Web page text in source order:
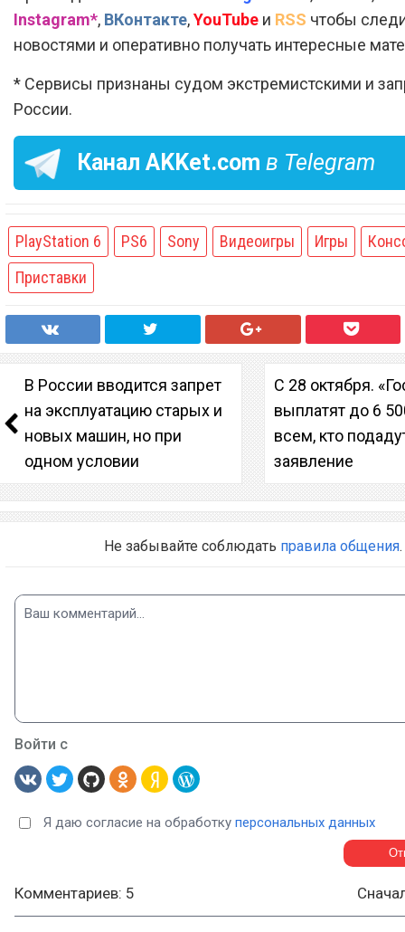
Instagram*, ВКонтакте,YouTube и RSS чтобы
новостями и оперативно получать интересные
* Сервисы признаны судом экстремистскими и
России.
Канал AKKet.com в Telegram
PlayStation 6 PS6 Sony Видеоигры Игры
Приставки
В России вводится запрет
на эксплуатацию старых и
новых машин, но при
одном условии
С 28 октября.
выплатят до 6
всем, кто
заявление
Не забывайте соблюдать правила общения.
Войти с
Я даю согласие на обработку персональных данных
Комментариев: 5